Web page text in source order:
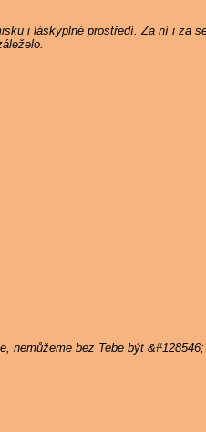
i láskyplné prostředí. Za ní i za
nemůžeme bez Tebe být